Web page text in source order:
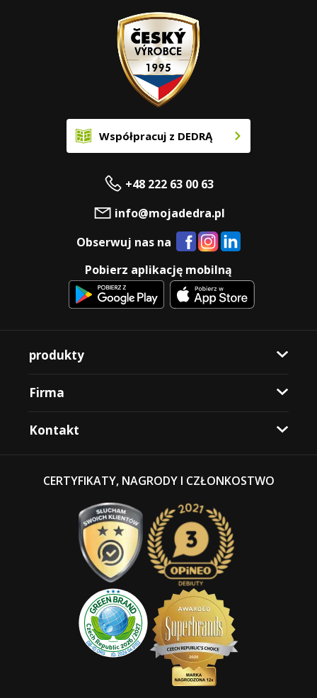
Współpracuj z DEDRĄ
+48 222 63 00 63
info@mojadedra.pl
Obserwuj nas na
Pobierz aplikację mobilną
produkty
Firma
Kontakt
CERTYFIKATY, NAGRODY I CZŁONKOSTWO